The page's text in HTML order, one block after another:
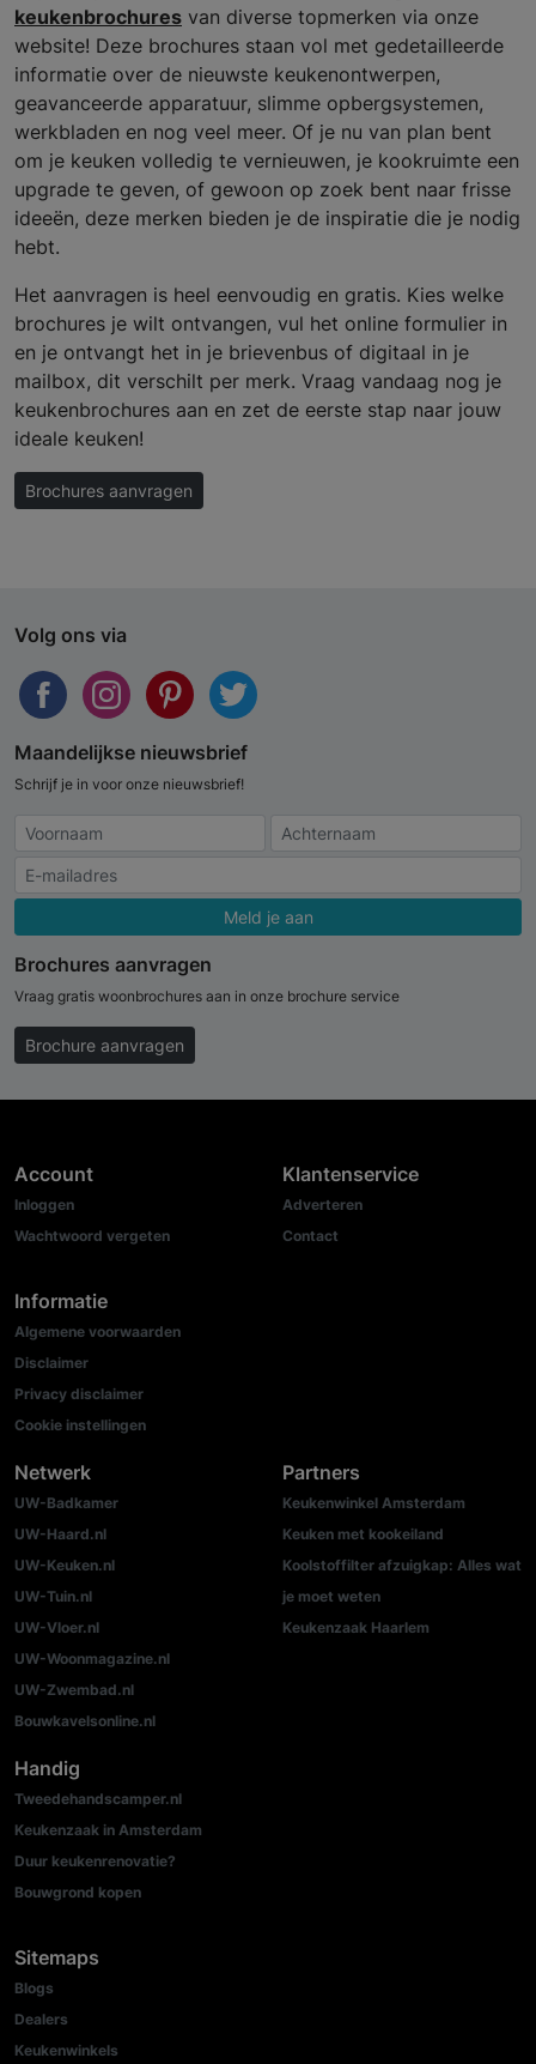
keukenbrochures van diverse topmerken via onze
website! Deze brochures staan vol met gedetailleerde
informatie over de nieuwste keukenontwerpen,
geavanceerde apparatuur, slimme opbergsystemen,
werkbladen en nog veel meer. Of je nu van plan bent
om je keuken volledig te vernieuwen, je kookruimte een
upgrade te geven, of gewoon op zoek bent naar frisse
ideeën, deze merken bieden je de inspiratie die je nodig
hebt.
Het aanvragen is heel eenvoudig en gratis. Kies welke
brochures je wilt ontvangen, vul het online formulier in
en je ontvangt het in je brievenbus of digitaal in je
mailbox, dit verschilt per merk. Vraag vandaag nog je
keukenbrochures aan en zet de eerste stap naar jouw
ideale keuken!
Brochures aanvragen
Volg ons via
Maandelijkse nieuwsbrief
Schrijf je in voor onze nieuwsbrief!
Meld je aan
Brochures aanvragen
Vraag gratis woonbrochures aan in onze brochure service
Brochure aanvragen
Account
Inloggen
Wachtwoord vergeten
Informatie
Algemene voorwaarden
Disclaimer
Privacy disclaimer
Cookie instellingen
Klantenservice
Adverteren
Contact
Netwerk
UW-Badkamer
UW-Haard.nl
UW-Keuken.nl
UW-Tuin.nl
UW-Vloer.nl
UW-Woonmagazine.nl
UW-Zwembad.nl
Bouwkavelsonline.nl
Partners
Keukenwinkel Amsterdam
Keuken met kookeiland
Koolstoffilter afzuigkap: Alles wat
je moet weten
Keukenzaak Haarlem
Handig
Tweedehandscamper.nl
Keukenzaak in Amsterdam
Duur keukenrenovatie?
Bouwgrond kopen
Sitemaps
Blogs
Dealers
Keukenwinkels